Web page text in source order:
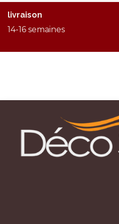
livraison
14-16 semaines